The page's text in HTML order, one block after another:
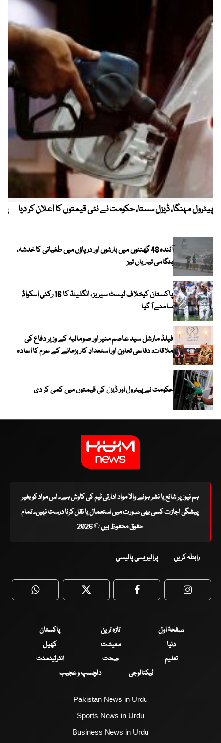
پیٹرول مہنگا، ڈیزل سستا، حکومت نے نئی قیمتوں کا اعلان کر دیا
آئندہ 48 گھنٹوں میں بارشوں اور دریاؤں میں طغیانی کا خدشہ،
ہنگامی تیاریاں تیز
پاکستان کیخلاف ٹیسٹ سیریز ، انگلینڈ کا 16 رکنی اسکواڈ
سامنے آ گیا
فیلڈ مارشل سید عاصم منیر اور صومالیہ کے وزیر دفاع کی
ملاقات، دفاعی تعاون اور استعدادِ کار بڑھانے کے عزم کا اعادہ
حکومت نے پیٹرول اور ڈیزل کی قیمتوں میں کمی کر دی
ہم نیوز پر شائع یا نشر ہونے والا مواد ادارتی ٹیم کی کاوش ہے۔ اس مواد کو بغیر
پیشگی اجازت کسی بھی صورت میں استعمال یا نقل کرنا درست نہیں۔ تمام
حقوق محفوظ ہیں © 2026
رابطہ کریں پرائیویسی پالیسی
WhatsApp Twitter Facebook
صفحۂ اول تازہ ترین
پاکستان
دنیا
معیشت
کھیل
تعلیم
صحت
انٹرٹینمنٹ
ٹیکنالوجی
دلچسپ و عجیب
Pakistan News in Urdu
Sports News in Urdu
Business News in Urdu